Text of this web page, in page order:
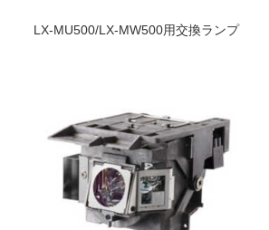
LX-MU500/LX-MW500用交換ランプ